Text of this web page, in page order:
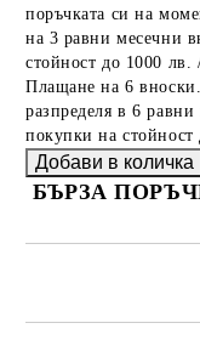
поръчката си на
на 3 равни месечни
стойност до 1000 лв.
Плащане на 6
разпределя в 6
покупки на
БЪРЗА